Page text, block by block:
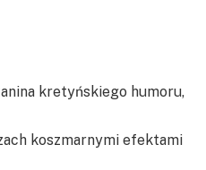
kretyńskiego humoru,
koszmarnymi efektami